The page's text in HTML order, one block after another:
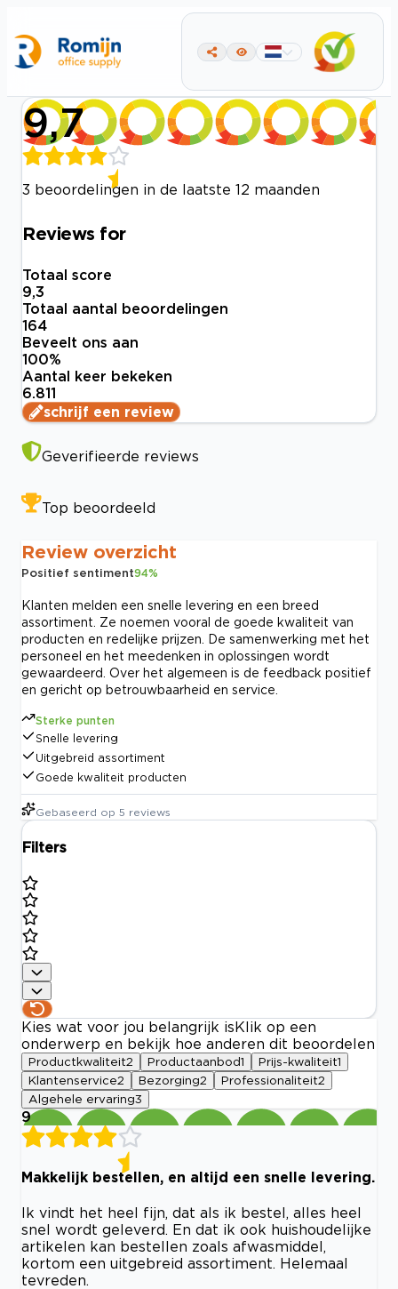
9,7
3 beoordelingen in de laatste 12 maanden
Reviews for
Totaal score
9,3
Totaal aantal beoordelingen
164
Beveelt ons aan
100%
Aantal keer bekeken
6.811
schrijf een review
Geverifieerde reviews
Top beoordeeld
Review overzicht
Positief sentiment94%
Klanten melden een snelle levering en een breed
assortiment. Ze noemen vooral de goede kwaliteit van
producten en redelijke prijzen. De samenwerking met het
personeel en het meedenken in oplossingen wordt
gewaardeerd. Over het algemeen is de feedback positief
en gericht op betrouwbaarheid en service.
Sterke punten
Snelle levering
Uitgebreid assortiment
Goede kwaliteit producten
Gebaseerd op 5 reviews
Filters
Kies wat voor jou belangrijk is Klik op een
onderwerp en bekijk hoe anderen dit beoordelen
Productkwaliteit2 Productaanbod1 Prijs-kwaliteit1
Klantenservice2 Bezorging2 Professionaliteit2
Algehele ervaring3
9
Makkelijk bestellen, en altijd een snelle levering.
Ik vindt het heel fijn, dat als ik bestel, alles heel
snel wordt geleverd. En dat ik ook huishoudelijke
artikelen kan bestellen zoals afwasmiddel,
kortom een uitgebreid assortiment. Helemaal
tevreden.